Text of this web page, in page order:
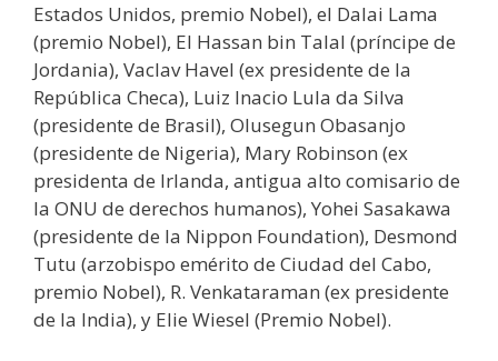
Estados Unidos, premio Nobel), el Dalai Lama
(premio Nobel), El Hassan bin Talal (príncipe de
Jordania), Vaclav Havel (ex presidente de la
República Checa), Luiz Inacio Lula da Silva
(presidente de Brasil), Olusegun Obasanjo
(presidente de Nigeria), Mary Robinson (ex
presidenta de Irlanda, antigua alto comisario de
la ONU de derechos humanos), Yohei Sasakawa
(presidente de la Nippon Foundation), Desmond
Tutu (arzobispo emérito de Ciudad del Cabo,
premio Nobel), R. Venkataraman (ex presidente
de la India), y Elie Wiesel (Premio Nobel).